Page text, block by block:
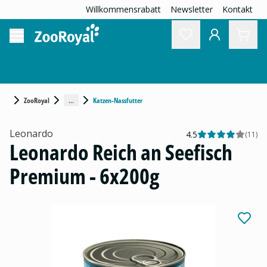
Willkommensrabatt Newsletter Kontakt
ZooRoyal ... Katzen-Nassfutter
Leonardo 4.5 (11)
Leonardo Reich an Seefisch
Premium - 6x200g